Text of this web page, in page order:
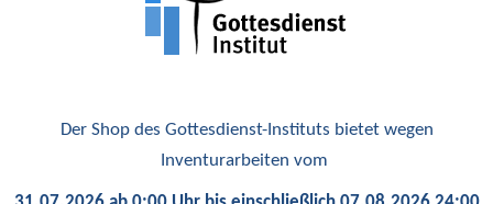
Der Shop des Gottesdienst-Instituts bietet wegen
Inventurarbeiten vom